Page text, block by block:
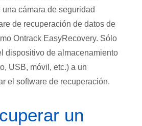
cámara de seguridad
de recuperación de datos de
Ontrack EasyRecovery. Sólo
dispositivo de almacenamiento
USB, móvil, etc.) a un
el software de recuperación.
un